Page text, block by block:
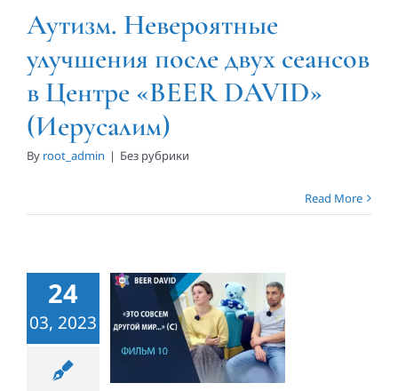
(Иерусалим)
Аутизм. Невероятные
улучшения после двух сеансов
в Центре «BEER DAVID»
(Иерусалим)
By root_admin | Без рубрики
Read More
24
03, 2023
Грузии,
проходившей
терапию в
Центре